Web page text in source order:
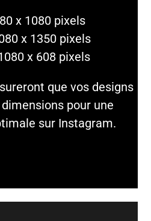
x 1080 pixels
x 1350 pixels
x 608 pixels
que vos designs
pour une
sur Instagram.